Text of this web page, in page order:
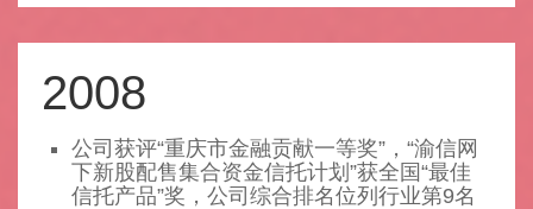
2008
公司获评“重庆市金融贡献一等奖”，“渝信网
下新股配售集合资金信托计划”获全国“最佳
信托产品”奖，公司综合排名位列行业第9名